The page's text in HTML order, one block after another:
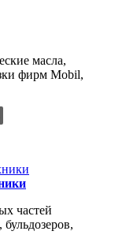
масла,
фирм Mobil,
частей